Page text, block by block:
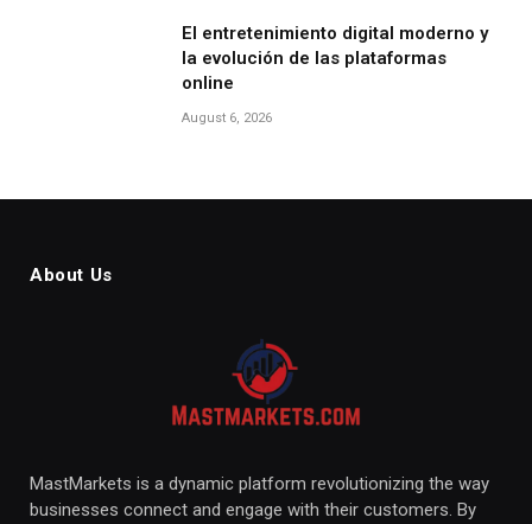
El entretenimiento digital moderno y
la evolución de las plataformas
online
August 6, 2026
About Us
MastMarkets is a dynamic platform revolutionizing the way
businesses connect and engage with their customers. By